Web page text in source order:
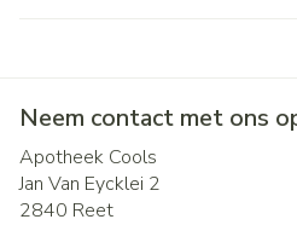
Neem contact met ons
Apotheek Cools
Jan Van Eycklei 2
2840 Reet